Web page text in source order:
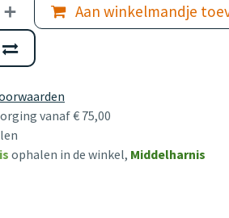
Aan winkelmandje
vanaf € 75,00
ophalen in de winkel, Middelharnis